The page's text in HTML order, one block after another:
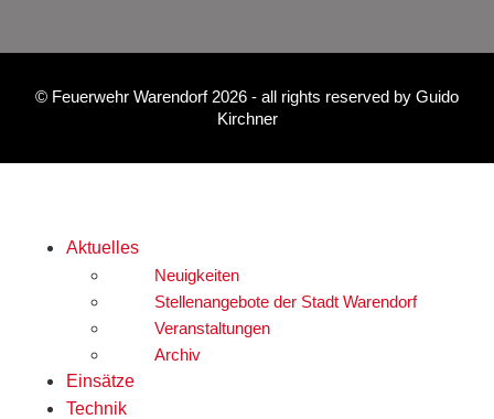
© Feuerwehr Warendorf 2026 - all rights reserved by Guido
Kirchner
Aktuelles
Neuigkeiten
Stellenangebote der Stadt Warendorf
Veranstaltungen
Archiv
Einsätze
Technik